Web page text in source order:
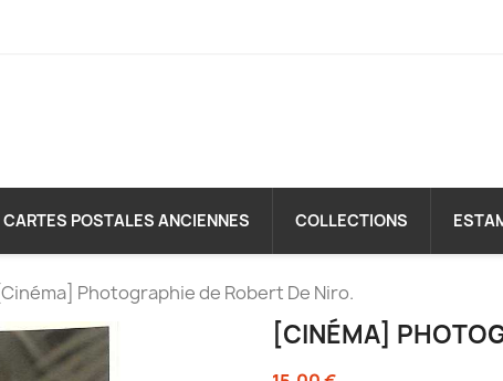
CARTES POSTALES ANCIENNES COLLECTIONS
[Cinéma] Photographie de Robert De Niro.
[CINÉMA]